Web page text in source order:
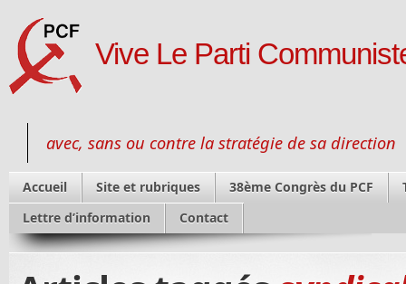
Vive Le Parti
avec, sans ou contre la stratégie de sa direction
Accueil Site et rubriques 38ème Congrès du PCF
Lettre d’information
Contact